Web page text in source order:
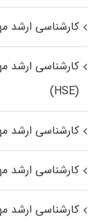
کارشناسی ارشد
کارشناسی ارشد
(HSE)
کارشناسی ارشد
کارشناسی ارشد
کارشناسی